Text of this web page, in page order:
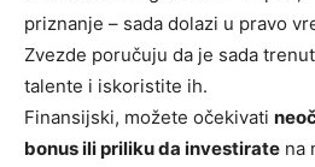
priznanje – sada dolazi u pravo
Zvezde poručuju da je sada
talente i iskoristite ih.
Finansijski, možete očekivati
bonus ili priliku da investirate na